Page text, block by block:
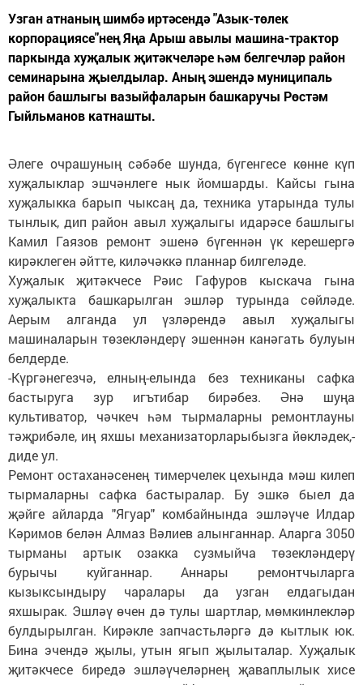
Узган атнаның шимбә иртәсендә "Азык-төлек
корпорациясе"нең Яңа Арыш авылы машина-трактор
паркында хуҗалык җитәкчеләре һәм белгечләр район
семинарына җыелдылар. Аның эшендә муниципаль
район башлыгы вазыйфаларын башкаручы Рөстәм
Гыйльманов катнашты.
Әлеге очрашуның сәбәбе шунда, бүгенгесе көнне күп
хуҗалыклар эшчәнлеге нык йомшарды. Кайсы гына
хуҗалыкка барып чыксаң да, техника утарында тулы
тынлык, дип район авыл хуҗалыгы идарәсе башлыгы
Камил Гаязов ремонт эшенә бүгеннән үк керешергә
кирәклеген әйтте, киләчәккә планнар билгеләде.
Хуҗалык җитәкчесе Рәис Гафуров кыскача гына
хуҗалыкта башкарылган эшләр турында сөйләде.
Аерым алганда ул үзләрендә авыл хуҗалыгы
машиналарын төзекләндерү эшеннән канәгать булуын
белдерде.
-Күргәнегезчә, елның-елында без техниканы сафка
бастыруга зур игътибар бирәбез. Әнә шуңа
культиватор, чәчкеч һәм тырмаларны ремонтлауны
тәҗрибәле, иң яхшы механизаторларыбызга йөкләдек,-
диде ул.
Ремонт остаханәсенең тимерчелек цехында мәш килеп
тырмаларны сафка бастыралар. Бу эшкә быел да
җәйге айларда "Ягуар" комбайнында эшләүче Илдар
Кәримов белән Алмаз Вәлиев алынганнар. Аларга 3050
тырманы артык озакка сузмыйча төзекләндерү
бурычы куйганнар. Аннары ремонтчыларга
кызыксындыру чаралары да узган елдагыдан
яхшырак. Эшләү өчен дә тулы шартлар, мөмкинлекләр
булдырылган. Кирәкле запчастьләргә дә кытлык юк.
Бина эчендә җылы, утын ягып җылыталар. Хуҗалык
җитәкчесе биредә эшләүчеләрнең җаваплылык хисе